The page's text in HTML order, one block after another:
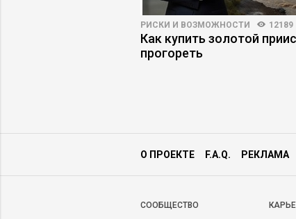
РИСКИ И ВОЗМОЖНОСТИ 12189
Как купить золотой
прогореть
О ПРОЕКТЕ F.A.Q. РЕКЛАМА
CООБЩЕСТВО